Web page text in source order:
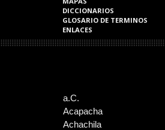
DICCIONARIOS
GLOSARIO DE TERMINOS
ENLACES
a.C.
Acapacha
Achachila